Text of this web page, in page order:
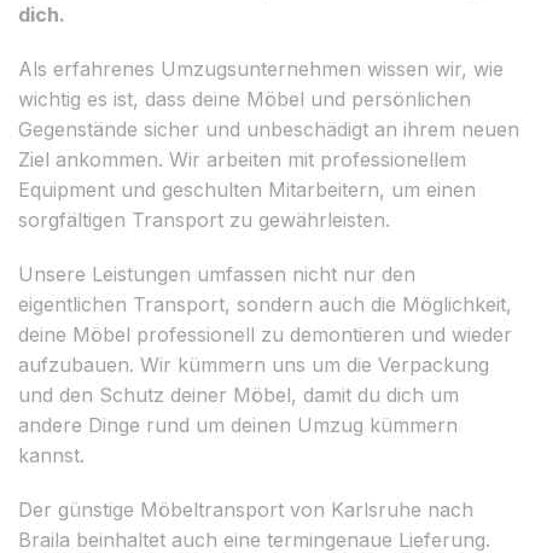
dich.
Als erfahrenes Umzugsunternehmen wissen wir, wie
wichtig es ist, dass deine Möbel und persönlichen
Gegenstände sicher und unbeschädigt an ihrem neuen
Ziel ankommen. Wir arbeiten mit professionellem
Equipment und geschulten Mitarbeitern, um einen
sorgfältigen Transport zu gewährleisten.
Unsere Leistungen umfassen nicht nur den
eigentlichen Transport, sondern auch die Möglichkeit,
deine Möbel professionell zu demontieren und wieder
aufzubauen. Wir kümmern uns um die Verpackung
und den Schutz deiner Möbel, damit du dich um
andere Dinge rund um deinen Umzug kümmern
kannst.
Der günstige Möbeltransport von Karlsruhe nach
Braila beinhaltet auch eine termingenaue Lieferung.